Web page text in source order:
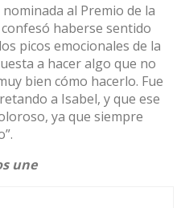
al Premio de la
haberse sentido
picos emocionales de la
a hacer algo que no
bien cómo hacerlo. Fue
a Isabel, y que ese
ya que siempre
une